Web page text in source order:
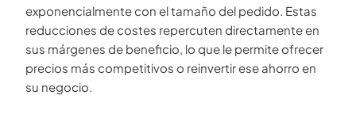
exponencialmente con el tamaño del pedido. Estas
reducciones de costes repercuten directamente en
sus márgenes de beneficio, lo que le permite ofrecer
precios más competitivos o reinvertir ese ahorro en
su negocio.